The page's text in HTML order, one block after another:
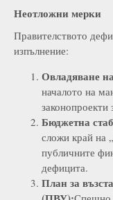
Неотложни мерки
Правителството
изпълнение:
Овладяване
началото на
Бюджетна
сложи край на
публичните
дефицита.
План за